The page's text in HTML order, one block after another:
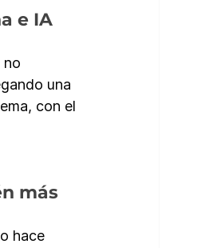
e IA
no
una
con el
más
hace